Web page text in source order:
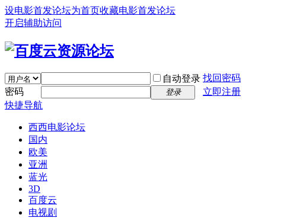
设电影首发论坛为首页收藏电影首发论坛
开启辅助访问
自动登录 找回密码
密码
登录
立即注册
快捷导航
西西电影论坛
国内
欧美
亚洲
蓝光
3D
百度云
电视剧